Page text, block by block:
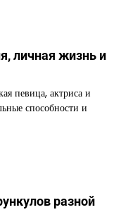
личная жизнь и
певица, актриса и
способности и
разной